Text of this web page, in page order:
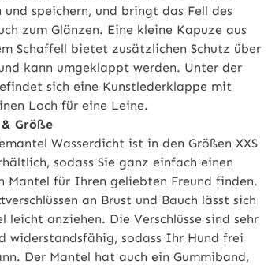
und speichern, und bringt das Fell des
zum Glänzen. Eine kleine Kapuze aus
Schaffell bietet zusätzlichen Schutz über
kann umgeklappt werden. Unter der
sich eine Kunstlederklappe mit
Loch für eine Leine.
Größe
Wasserdicht ist in den Größen XXS
sodass Sie ganz einfach einen
Mantel für Ihren geliebten Freund finden.
an Brust und Bauch lässt sich
leicht anziehen. Die Verschlüsse sind sehr
widerstandsfähig, sodass Ihr Hund frei
Der Mantel hat auch ein Gummiband,